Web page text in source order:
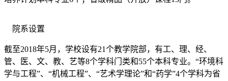
院系设置
截至2018年5月，学校设有21个教学院部，有工、理、经、
管、医、文、教、艺等8个学科门类和55个本科专业。“环境科
学与工程”、“机械工程”、“艺术学理论”和“药学”4个学科为省